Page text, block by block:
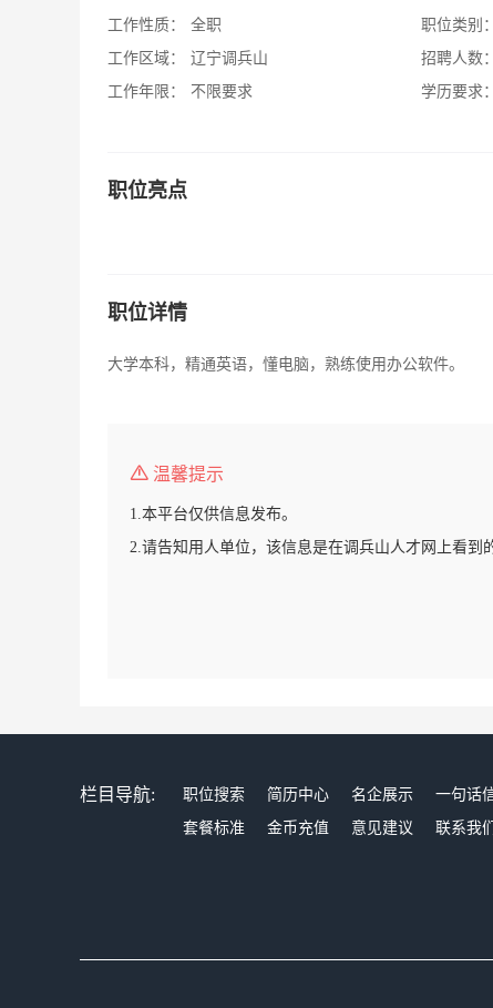
工作性质：
全职
工作区域：
辽宁调兵山
工作年限：
不限要求
职位类别：
招聘人数：
学历要求：
职位亮点
职位详情
大学本科，精通英语，懂电脑，熟练使用办公软件。
温馨提示
1.本平台仅供信息发布。
2.请告知用人单位，该信息是在调兵山人才网上看到
栏目导航: 职位搜索 简历中心 名企展示 一句话
套餐标准
金币充值 意见建议 联系我们